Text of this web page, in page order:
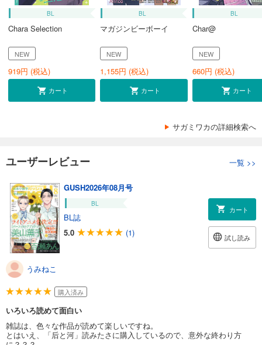
BL
Chara Selection
NEW
919円 (税込)
カート
BL
マガジンビーボーイ
NEW
1,155円 (税込)
カート
BL
Char@
NEW
660円 (税込)
カート
サガミワカの詳細検索へ
ユーザーレビュー 一覧 >>
GUSH2026年08月号
BL
BL誌
5.0
(1)
カート
試し読み
うみねこ
購入済み
いろいろ読めて面白い
雑誌は、色々な作品が読めて楽しいですね。
とはいえ、「后と河」読みたさに購入しているので、意外な終わり方